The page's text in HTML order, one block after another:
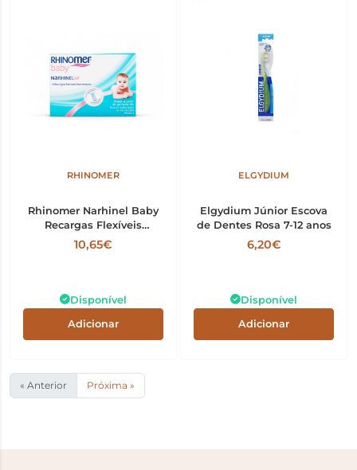
RHINOMER
Rhinomer Narhinel Baby
Recargas Flexíveis
Descartáveis
10,65€
Disponível
Adicionar
ELGYDIUM
Elgydium Júnior Escova
de Dentes Rosa 7-12 anos
6,20€
Disponível
Adicionar
« Anterior Próxima »